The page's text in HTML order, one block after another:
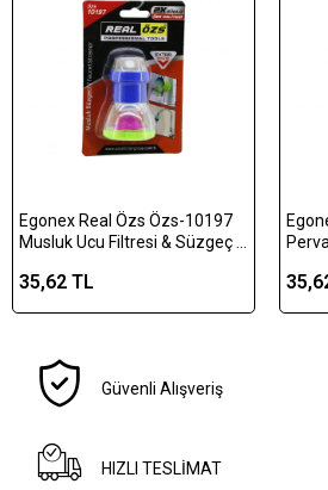
Egonex Real Özs Özs-10197
Musluk Ucu Filtresi & Süzgeç (
35,62 TL
Güvenli Alışveriş
HIZLI TESLİMAT